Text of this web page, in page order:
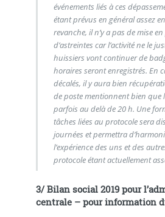
événements liés à ces
étant prévus en général assez
revanche, il n’y a pas de mise
d’astreintes car l’activité ne le
huissiers vont continuer de
horaires seront enregistrés. En
décalés, il y aura bien
de poste mentionnent bien que
parfois au delà de 20 h. Une
tâches liées au protocole sera
journées et permettra
l’expérience des uns et des
protocole étant actuellement
3/ Bilan social 2019 pour
centrale – pour information